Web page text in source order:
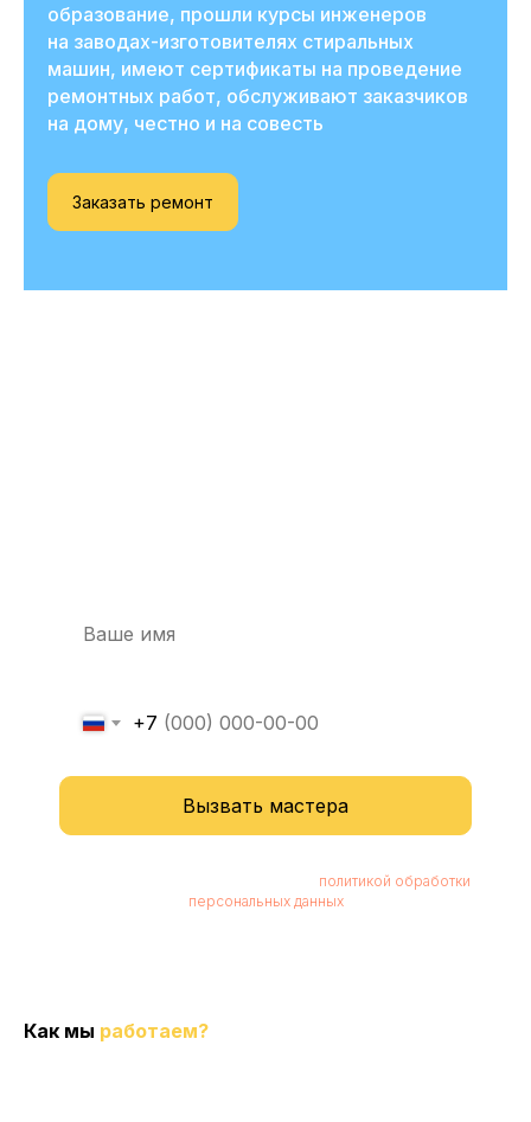
образование, прошли курсы инженеров
на заводах-изготовителях стиральных
машин, имеют сертификаты на проведение
ремонтных работ, обслуживают заказчиков
на дому, честно и на совесть
Заказать ремонт
+7
Вызвать мастера
политикой обработки
персональных данных
Как мы работаем?